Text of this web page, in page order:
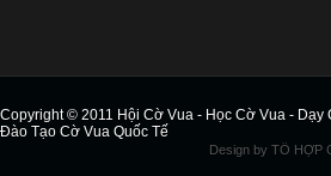
Copyright © 2011 Hội Cờ Vua - Học Cờ Vua - Dạy
Đào Tạo Cờ Vua Quốc Tế
Design by TỔ HỢP